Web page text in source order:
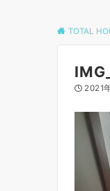
TOTAL
2021